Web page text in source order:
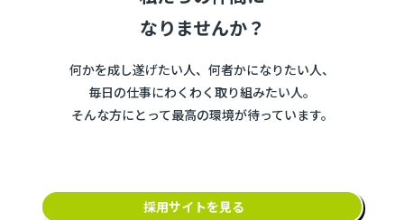
なりませんか？
何かを成し遂げたい人、何者かになりたい人、
毎日の仕事にわくわく取り組みたい人。
そんな方にとって最高の環境が待っています。
採用サイトを見る